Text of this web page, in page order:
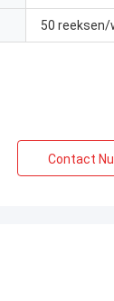
50 reeksen/
Contact Nu